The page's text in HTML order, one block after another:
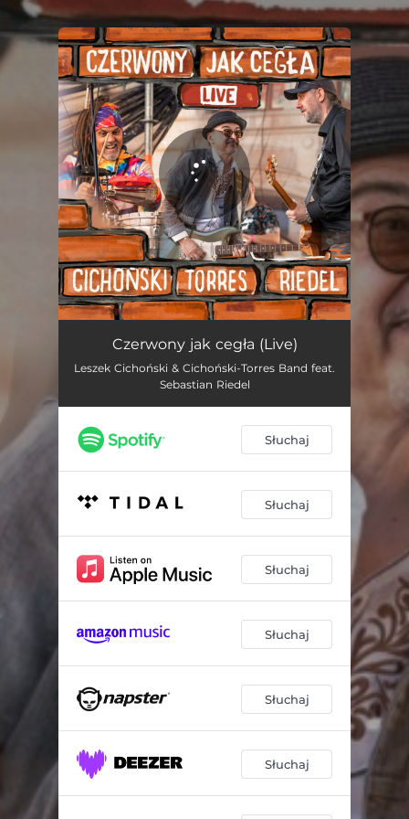
You're all set!
Czerwony jak cegła (Live) [feat. Sebastian Riedel]
Czerwony jak cegła (Live)
Leszek Cichoński & Cichoński-Torres Band feat.
Sebastian Riedel
Słuchaj
Słuchaj
Słuchaj
Słuchaj
Słuchaj
Słuchaj